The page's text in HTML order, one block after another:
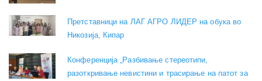
Претставници на ЛАГ АГРО ЛИДЕР на обука во
Никозија, Кипар
Конференција „Разбивање стереотипи,
разоткривање невистини и трасирање на патот за